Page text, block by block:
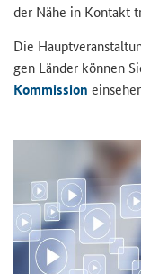
der Nähe in Kon­takt
Die
gen Län­der kön­nen
Kommission